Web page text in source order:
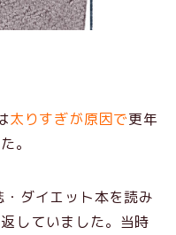
太りすぎが原因で更年
。
ダイエット本を読み
していました。当時